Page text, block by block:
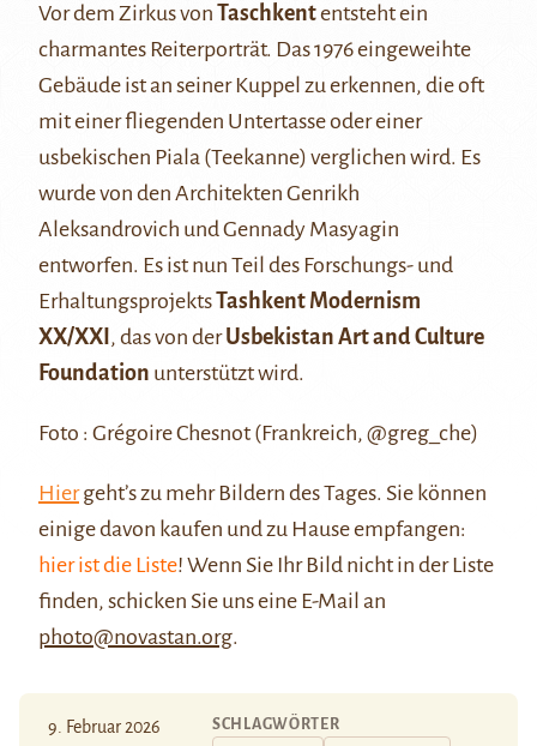
Vor dem Zirkus von Taschkententsteht ein
charmantes Reiterporträt. Das 1976 eingeweihte
Gebäude ist an seiner Kuppel zu erkennen, die oft
mit einer fliegenden Untertasse oder einer
usbekischen Piala (Teekanne) verglichen wird. Es
wurde von den Architekten Genrikh
Aleksandrovich und Gennady Masyagin
entworfen. Es ist nun Teil des Forschungs- und
ErhaltungsprojektsTashkent Modernism
XX/XXI, das von derUsbekistan Art and Culture
Foundation unterstützt wird.
Foto : Grégoire Chesnot (Frankreich, @greg_che)
Hiergeht’s zu mehr Bildern des Tages. Sie können
einige davon kaufen und zu Hause empfangen:
hier ist die Liste! Wenn Sie Ihr Bild nicht in der Liste
finden, schicken Sie uns eine E-Mail an
photo@novastan.org.
9. Februar 2026 SCHLAGWÖRTER